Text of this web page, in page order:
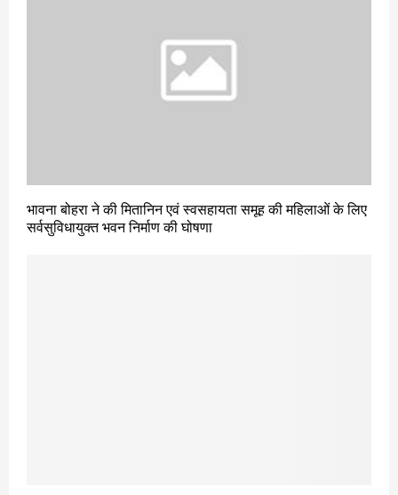
भावना बोहरा ने की मितानिन एवं स्वसहायता समूह की महिलाओं के लिए
सर्वसुविधायुक्त भवन निर्माण की घोषणा